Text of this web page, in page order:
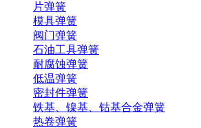
片弹簧
模具弹簧
阀门弹簧
石油工具弹簧
耐腐蚀弹簧
低温弹簧
密封件弹簧
铁基、镍基、钴基合金弹簧
热卷弹簧